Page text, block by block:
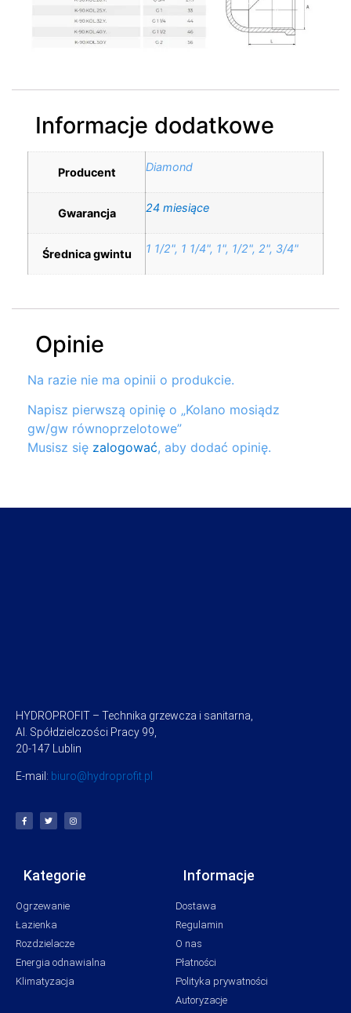
Informacje dodatkowe
Producent Diamond
Gwarancja 24 miesiące
Średnica gwintu 1 1/2", 1 1/4", 1", 1/2", 2", 3/4"
Opinie
Na razie nie ma opinii o produkcie.
Napisz pierwszą opinię o „Kolano mosiądz
gw/gw równoprzelotowe”
Musisz się zalogować, aby dodać opinię.
HYDROPROFIT – Technika grzewcza i sanitarna,
Al. Spółdzielczości Pracy 99,
20-147 Lublin
E-mail: biuro@hydroprofit.pl
Kategorie
Ogrzewanie
Łazienka
Rozdzielacze
Energia odnawialna
Klimatyzacja
Informacje
Dostawa
Regulamin
O nas
Płatności
Polityka prywatności
Autoryzacje